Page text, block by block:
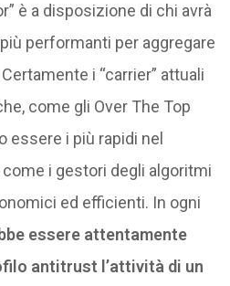
è a disposizione di chi avrà
performanti per aggregare
i “carrier” attuali
come gli Over The Top
essere i più rapidi nel
i gestori degli algoritmi
ed efficienti. In ogni
essere attentamente
antitrust l’attività di un